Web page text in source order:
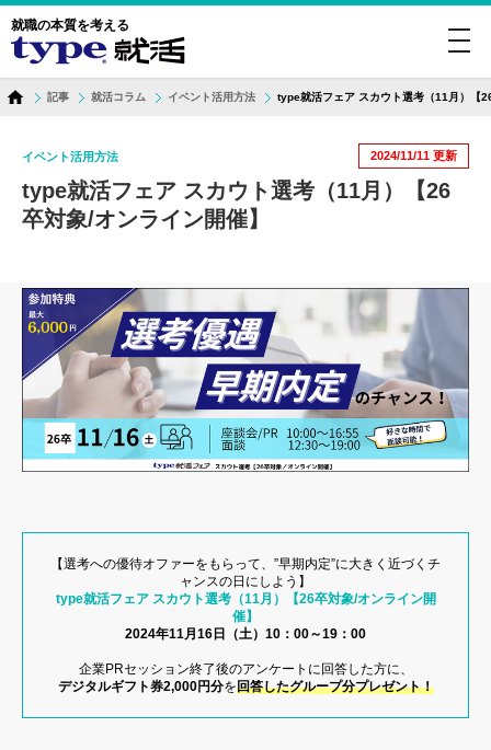
就職の本質を考える
記事 就活コラム イベント活用方法 type就活フェア スカウト選考（11月）【
2024/11/11 更新
イベント活用方法
type就活フェア スカウト選考（11月）【26
卒対象/オンライン開催】
【選考への優待オファーをもらって、”早期内定”に大きく近づくチ
ャンスの日にしよう】
type就活フェア スカウト選考（11月）【26卒対象/オンライン開
催】
2024年11月16日（土）10：00～19：00
企業PRセッション終了後のアンケートに回答した方に、
デジタルギフト券2,000円分を回答したグループ分プレゼント！